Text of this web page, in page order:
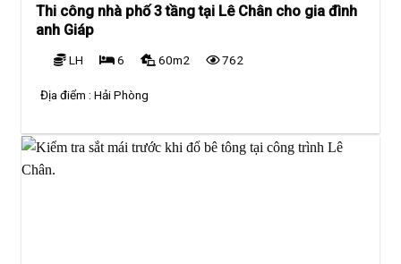
Thi công nhà phố 3 tầng tại Lê Chân cho gia đình
anh Giáp
LH 6 60m2 762
Địa điểm :Hải Phòng